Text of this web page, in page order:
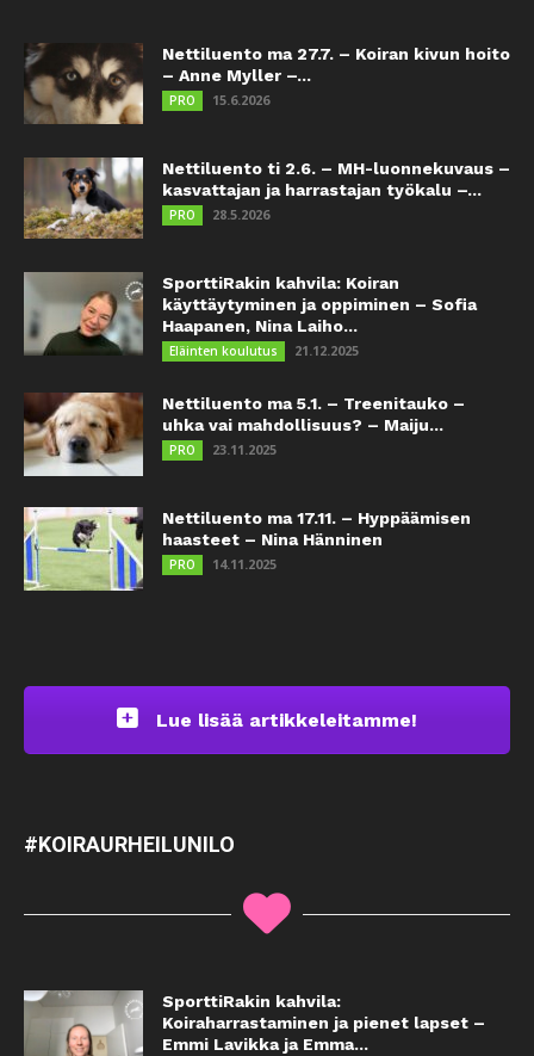
Nettiluento ma 27.7. – Koiran kivun hoito
– Anne Myller –...
PRO 15.6.2026
Nettiluento ti 2.6. – MH-luonnekuvaus –
kasvattajan ja harrastajan työkalu –...
PRO 28.5.2026
SporttiRakin kahvila: Koiran
käyttäytyminen ja oppiminen – Sofia
Haapanen, Nina Laiho...
Eläinten koulutus 21.12.2025
Nettiluento ma 5.1. – Treenitauko –
uhka vai mahdollisuus? – Maiju...
PRO 23.11.2025
Nettiluento ma 17.11. – Hyppäämisen
haasteet – Nina Hänninen
PRO 14.11.2025
Lue lisää artikkeleitamme!
#KOIRAURHEILUNILO
SporttiRakin kahvila:
Koiraharrastaminen ja pienet lapset –
Emmi Lavikka ja Emma...